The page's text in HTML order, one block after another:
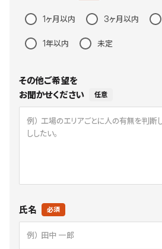
1ヶ月以内 3ヶ月以内
1年以内 未定
その他ご希望を
お聞かせください
任意
氏名 必須